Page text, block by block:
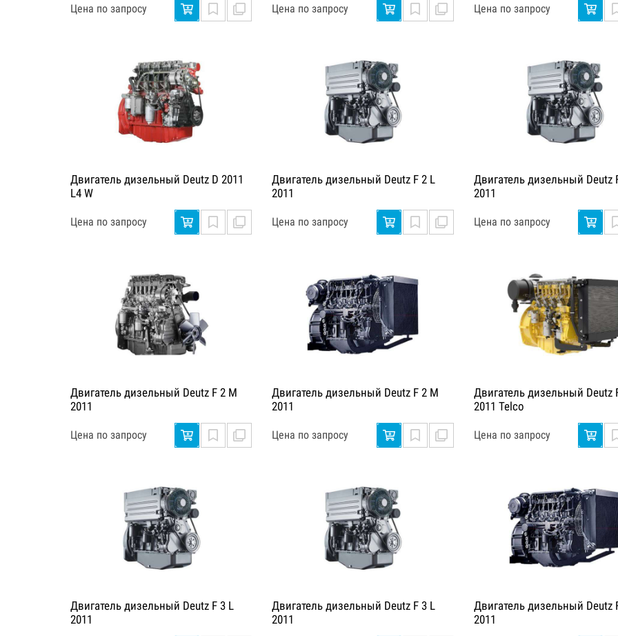
Цена по запросу Цена по запросу Цена по запросу
Двигатель дизельный Deutz D 2011
L4 W
Цена по запросу
Двигатель дизельный Deutz F 2 L
2011
Цена по запросу
Двигатель дизельный Deutz
2011
Цена по запросу
Двигатель дизельный Deutz F 2 M
2011
Цена по запросу
Двигатель дизельный Deutz F 2 M
2011
Цена по запросу
Двигатель дизельный Deutz
2011 Telco
Цена по запросу
Двигатель дизельный Deutz F 3 L
2011
Двигатель дизельный Deutz F 3 L
2011
Двигатель дизельный Deutz
2011